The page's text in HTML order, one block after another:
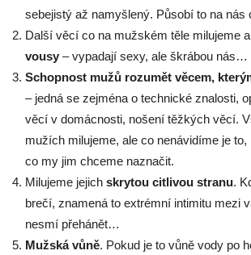
sebejistý až namyšlený. Působí to na nás
Další věcí co na mužském těle milujeme
vousy – vypadají sexy, ale škrábou nás…
Schopnost mužů rozumět věcem,
– jedná se zejména o technické znalosti,
věcí v domácnosti, nošení těžkých věcí.
mužích milujeme, ale co nenávidíme je to,
co my jim chceme naznačit.
Milujeme jejich skrytou citlivou stranu.
brečí, znamená to extrémní intimitu mezi
nesmí přehánět…
Mužská vůně. Pokud je to vůně vody po